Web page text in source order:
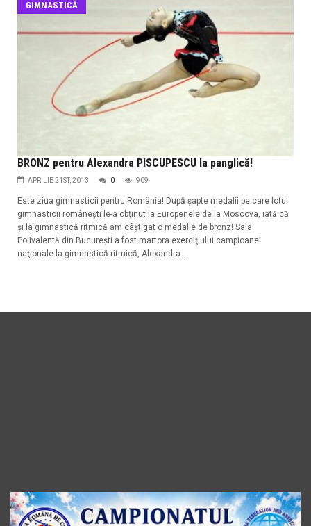
GIMNASTICĂ
BRONZ pentru Alexandra PISCUPESCU la panglică!
APRILIE 21ST, 2013 0 909
Este ziua gimnasticii pentru România! După şapte medalii pe care lotul
gimnasticii româneşti le-a obţinut la Europenele de la Moscova, iată că
şi la gimnastică ritmică am câştigat o medalie de bronz! Sala
Polivalentă din Bucureşti a fost martora exerciţiului campioanei
naţionale la gimnastică ritmică, Alexandra...